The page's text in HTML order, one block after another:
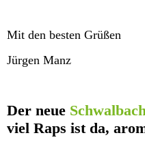
Mit den besten Grüßen
Jürgen Manz
Der neue
viel Raps ist da,